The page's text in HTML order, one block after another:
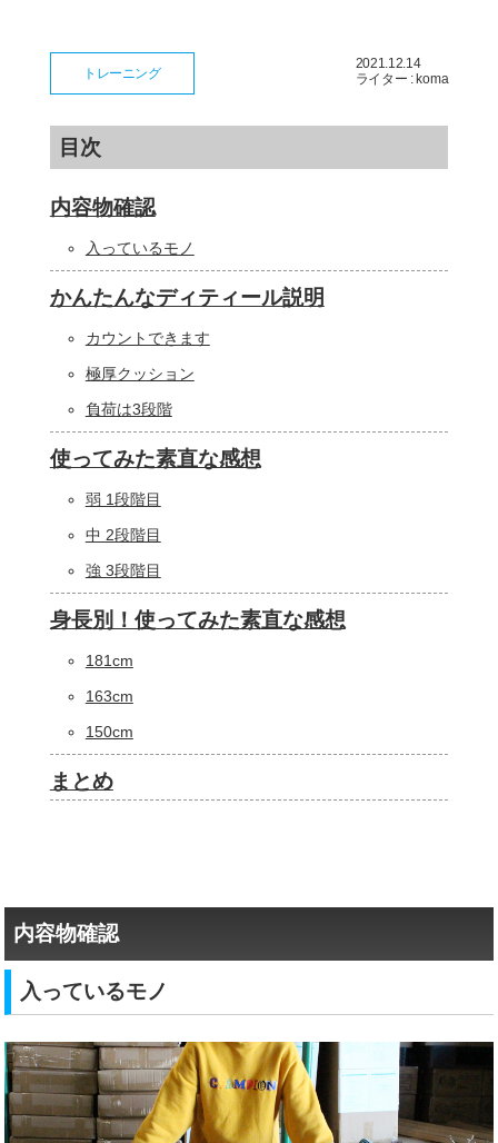
トレーニング
2021.12.14
ライター : koma
目次
内容物確認
入っているモノ
かんたんなディティール説明
カウントできます
極厚クッション
負荷は3段階
使ってみた素直な感想
弱 1段階目
中 2段階目
強 3段階目
身長別！使ってみた素直な感想
181cm
163cm
150cm
まとめ
内容物確認
入っているモノ